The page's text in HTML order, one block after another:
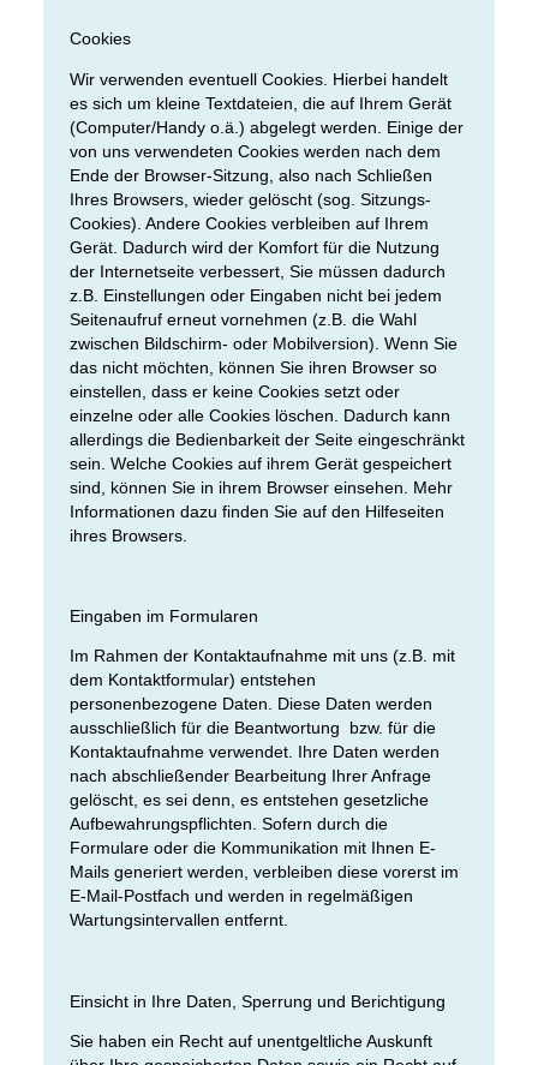
Cookies
Wir verwenden eventuell Cookies. Hierbei handelt
es sich um kleine Textdateien, die auf Ihrem Gerät
(Computer/Handy o.ä.) abgelegt werden. Einige der
von uns verwendeten Cookies werden nach dem
Ende der Browser-Sitzung, also nach Schließen
Ihres Browsers, wieder gelöscht (sog. Sitzungs-
Cookies). Andere Cookies verbleiben auf Ihrem
Gerät. Dadurch wird der Komfort für die Nutzung
der Internetseite verbessert, Sie müssen dadurch
z.B. Einstellungen oder Eingaben nicht bei jedem
Seitenaufruf erneut vornehmen (z.B. die Wahl
zwischen Bildschirm- oder Mobilversion). Wenn Sie
das nicht möchten, können Sie ihren Browser so
einstellen, dass er keine Cookies setzt oder
einzelne oder alle Cookies löschen. Dadurch kann
allerdings die Bedienbarkeit der Seite eingeschränkt
sein. Welche Cookies auf ihrem Gerät gespeichert
sind, können Sie in ihrem Browser einsehen. Mehr
Informationen dazu finden Sie auf den Hilfeseiten
ihres Browsers.
Eingaben im Formularen
Im Rahmen der Kontaktaufnahme mit uns (z.B. mit
dem Kontaktformular) entstehen
personenbezogene Daten. Diese Daten werden
ausschließlich für die Beantwortung bzw. für die
Kontaktaufnahme verwendet. Ihre Daten werden
nach abschließender Bearbeitung Ihrer Anfrage
gelöscht, es sei denn, es entstehen gesetzliche
Aufbewahrungspflichten. Sofern durch die
Formulare oder die Kommunikation mit Ihnen E-
Mails generiert werden, verbleiben diese vorerst im
E-Mail-Postfach und werden in regelmäßigen
Wartungsintervallen entfernt.
Einsicht in Ihre Daten, Sperrung und Berichtigung
Sie haben ein Recht auf unentgeltliche Auskunft